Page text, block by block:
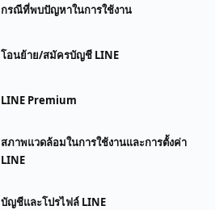
กรณีที่พบปัญหาในการใช้งาน
โอนย้าย/สมัครบัญชี LINE
LINE Premium
สภาพแวดล้อมในการใช้งานและการตั้งค่า
LINE
บัญชีและโปรไฟล์ LINE